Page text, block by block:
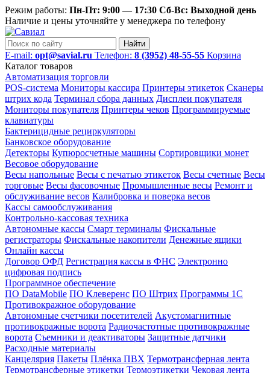
Режим работы: Пн-Пт: 9:00 — 17:30 Сб-Вс: Выходной день
Наличие и цены уточняйте у менеджера по телефону
Найти
E-mail: opt@savial.ru Телефон: 8 (3952) 48-55-55 Корзина
Каталог товаров
Автоматизация торговли
POS-система Мониторы кассира Принтеры этикеток Сканеры
штрих кода Терминал сбора данных Дисплеи покупателя
Мониторы покупателя Принтеры чеков Программируемые
клавиатуры
Бактерицидные рециркуляторы
Банковское оборудование
Детекторы Купюросчетные машины Сортировщики монет
Весовое оборудование
Весы напольные Весы с печатью этикеток Весы счетные Весы
торговые Весы фасовочные Промышленные весы Ремонт и
обслуживание весов Калибровка и поверка весов
Кассы самообслуживания
Контрольно-кассовая техника
Автономные кассы Смарт терминалы Фискальные
регистраторы Фискальные накопители Денежные ящики
Онлайн кассы
Договор ОФД Регистрация кассы в ФНС Электронно
цифровая подпись
Программное обеспечение
ПО DataMobile ПО Клеверенс ПО Штрих Программы 1С
Противокражное оборудование
Автономные счетчики посетителей Акустомагнитные
противокражные ворота Радиочастотные противокражные
ворота Съемники и деактиваторы Защитные датчики
Расходные материалы
Канцелярия Пакеты Плёнка ПВХ Термотрансферная лента
Термотрансферные этикетки Термоэтикетки Чековая лента